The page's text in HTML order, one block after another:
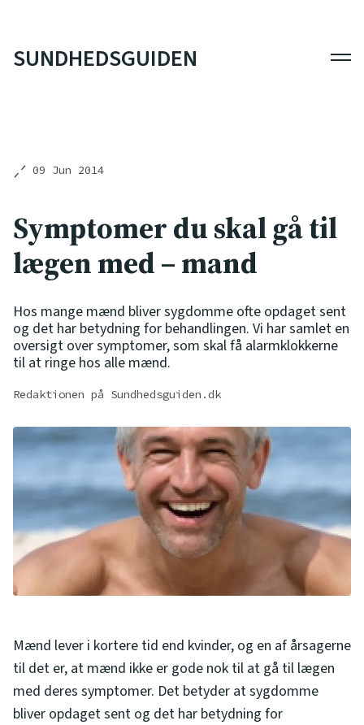
SUNDHEDSGUIDEN
09 Jun 2014
Symptomer du skal gå til
lægen med – mand
Hos mange mænd bliver sygdomme ofte opdaget sent
og det har betydning for behandlingen. Vi har samlet en
oversigt over symptomer, som skal få alarmklokkerne
til at ringe hos alle mænd.
Redaktionen på Sundhedsguiden.dk
Mænd lever i kortere tid end kvinder, og en af årsagerne
til det er, at mænd ikke er gode nok til at gå til lægen
med deres symptomer. Det betyder at sygdomme
bliver opdaget sent og det har betydning for